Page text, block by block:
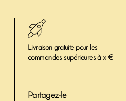
Livraison gratuite pour les
commandes supérieures à x €
Partagez-le